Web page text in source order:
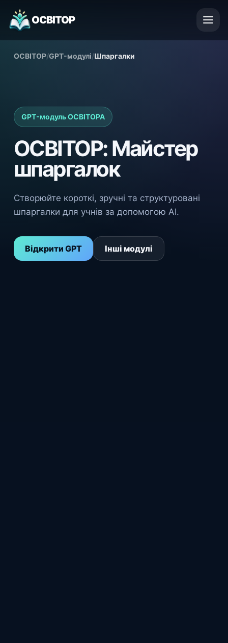
ОСВІТОР
ОСВІТОР/GPT-модулі/Шпаргалки
GPT-модуль ОСВІТОРА
ОСВІТОР: Майстер
шпаргалок
Створюйте короткі, зручні та структуровані
шпаргалки для учнів за допомогою AI.
Відкрити GPT Інші модулі